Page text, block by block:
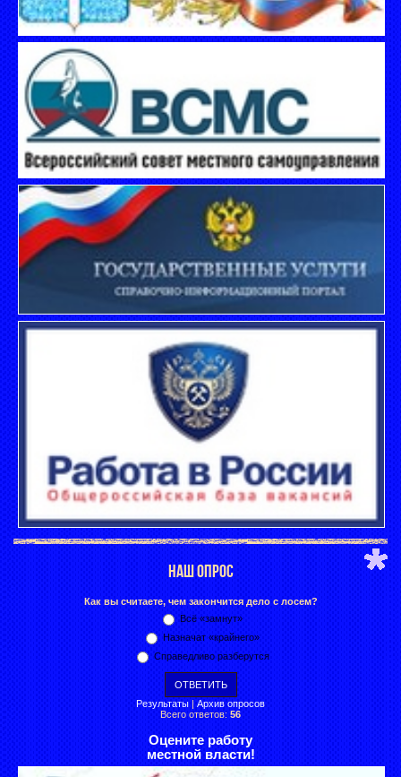
НАШ ОПРОС
Как вы считаете, чем закончится дело с лосем?
Всё «замнут»
Назначат «крайнего»
Справедливо разберутся
Результаты | Архив опросов
Всего ответов: 56
Оцените работу
местной власти!